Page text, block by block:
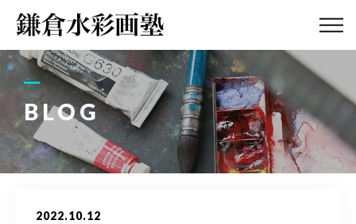
BLOG
2022.10.12
ABOUT
画塾紹介・
アクセス
LESSON
教室案内